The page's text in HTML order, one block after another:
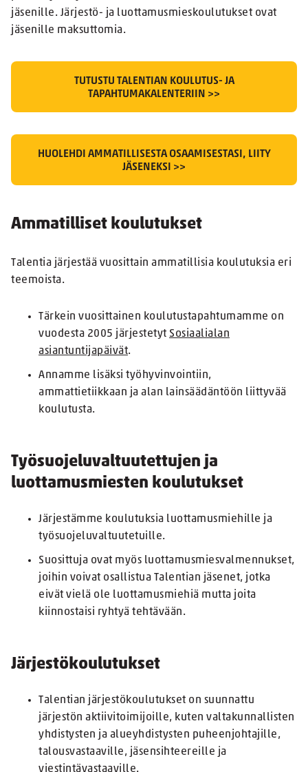
jäsenille. Järjestö- ja luottamusmieskoulutukset ovat
jäsenille maksuttomia.
TUTUSTU TALENTIAN KOULUTUS- JA
TAPAHTUMAKALENTERIIN >>
HUOLEHDI AMMATILLISESTA OSAAMISESTASI, LIITY
JÄSENEKSI >>
Ammatilliset koulutukset
Talentia järjestää vuosittain ammatillisia koulutuksia eri
teemoista.
Tärkein vuosittainen koulutustapahtumamme on
vuodesta 2005 järjestetyt Sosiaalialan
asiantuntijapäivät.
Annamme lisäksi työhyvinvointiin,
ammattietiikkaan ja alan lainsäädäntöön liittyvää
koulutusta.
Työsuojeluvaltuutettujen ja
luottamusmiesten koulutukset
Järjestämme koulutuksia luottamusmiehille ja
työsuojeluvaltuutetuille.
Suosittuja ovat myös luottamusmiesvalmennukset,
joihin voivat osallistua Talentian jäsenet, jotka
eivät vielä ole luottamusmiehiä mutta joita
kiinnostaisi ryhtyä tehtävään.
Järjestökoulutukset
Talentian järjestökoulutukset on suunnattu
järjestön aktiivitoimijoille, kuten valtakunnallisten
yhdistysten ja alueyhdistysten puheenjohtajille,
talousvastaaville, jäsensihteereille ja
viestintävastaaville.